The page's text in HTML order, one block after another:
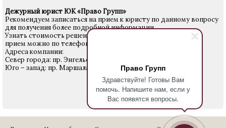
Право Групп
Здравствуйте! Готовы Вам
помочь. Напишите нам, если у
Вас появятся вопросы.
Дежурный юрист ЮК «Право Групп»
Рекомендуем записаться на прием к юристу по данному вопросу
для получения более подробной информации.
Узнать стоимость решения Вашего вопроса и записаться на
прием можно по телефону
Адреса компании:
Север города: пр. Энгельса 27
Юго – запад: пр. Маршала Жукова д. 18